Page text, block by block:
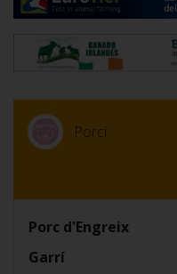
Porcí
Porc d'Engreix
Garrí